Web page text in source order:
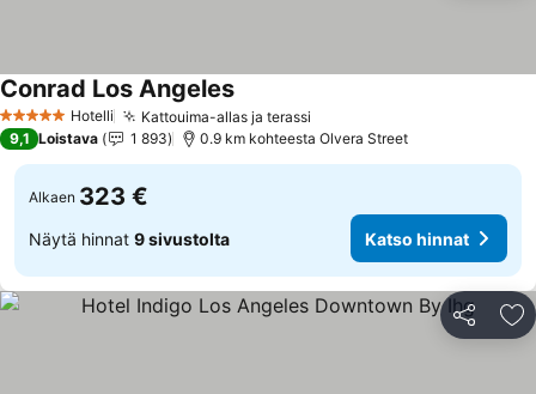
5 Tähtiluokitus
Hotelli Kattouima-allas ja terassi
Conrad Los Angeles
9,1 Loistava 1 893 0.9 km kohteesta Olvera Street
Alkaen 323 €
Näytä hinnat 9 sivustolta Katso hinnat
Jaa